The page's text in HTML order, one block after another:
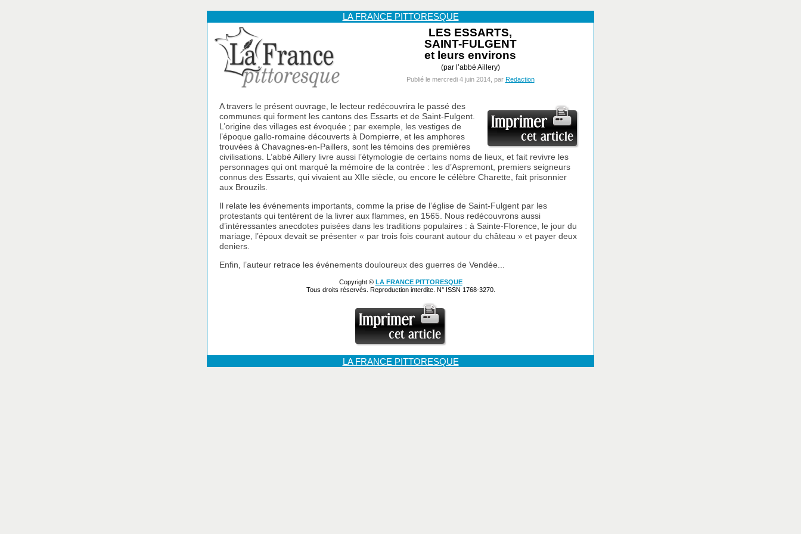
LA FRANCE PITTORESQUE
LES ESSARTS,
SAINT-FULGENT
et leurs environs
(par l’abbé Aillery)
Publié le mercredi 4 juin 2014, par Redaction
A travers le présent ouvrage, le lecteur redécouvrira le passé des
communes qui forment les cantons des Essarts et de Saint-Fulgent.
L’origine des villages est évoquée ; par exemple, les vestiges de
l’époque gallo-romaine découverts à Dompierre, et les amphores
trouvées à Chavagnes-en-Paillers, sont les témoins des premières
civilisations. L’abbé Aillery livre aussi l’étymologie de certains noms de lieux, et fait revivre les
personnages qui ont marqué la mémoire de la contrée : les d’Aspremont, premiers seigneurs
connus des Essarts, qui vivaient au XIIe siècle, ou encore le célèbre Charette, fait prisonnier
aux Brouzils.
Il relate les événements importants, comme la prise de l’église de Saint-Fulgent par les
protestants qui tentèrent de la livrer aux flammes, en 1565. Nous redécouvrons aussi
d’intéressantes anecdotes puisées dans les traditions populaires : à Sainte-Florence, le jour du
mariage, l’époux devait se présenter « par trois fois courant autour du château » et payer deux
deniers.
Enfin, l’auteur retrace les événements douloureux des guerres de Vendée...
Copyright © LA FRANCE PITTORESQUE
Tous droits réservés. Reproduction interdite. N° ISSN 1768-3270.
LA FRANCE PITTORESQUE